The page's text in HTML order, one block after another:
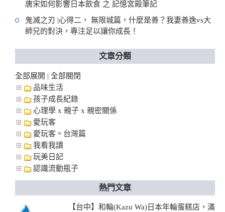
唐宋如何影響日本飲食 之 記憶宮殿筆記
鬼滅之刃 |心得二， 無限城篇，什麼是善？我妻善逸vs大
師兄的對決，專注足以讓你成長！
文章分類
全部展開
全部關閉
品味生活
孩子成長紀錄
心理學 x 親子 x 親密關係
愛玩客
愛玩客。台灣篇
我看我讀
玩美日記
認識流動瓶子
熱門文章
【台中】和輪(Kazu Wa)日本年輪蛋糕店，滿